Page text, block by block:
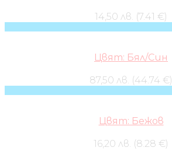
14,50 лв. (7.41 €)
Цвят: Бял/Син
87,50 лв. (44.74 €)
Цвят: Бежов
16,20 лв. (8.28 €)